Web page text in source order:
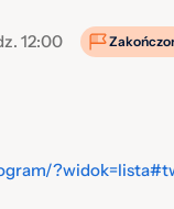
12:00